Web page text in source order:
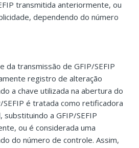
transmitida anteriormente, ou
dependendo do número
da transmissão de GFIP/SEFIP
registro de alteração
a chave utilizada na abertura do
é tratada como retificadora
substituindo a GFIP/SEFIP
ou é considerada uma
do número de controle. Assim,